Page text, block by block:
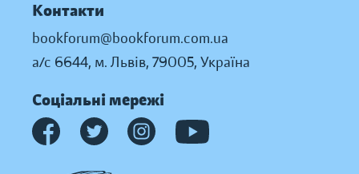
Контакти
bookforum@bookforum.com.ua
а/с 6644, м. Львів, 79005, Україна
Соціальні мережі